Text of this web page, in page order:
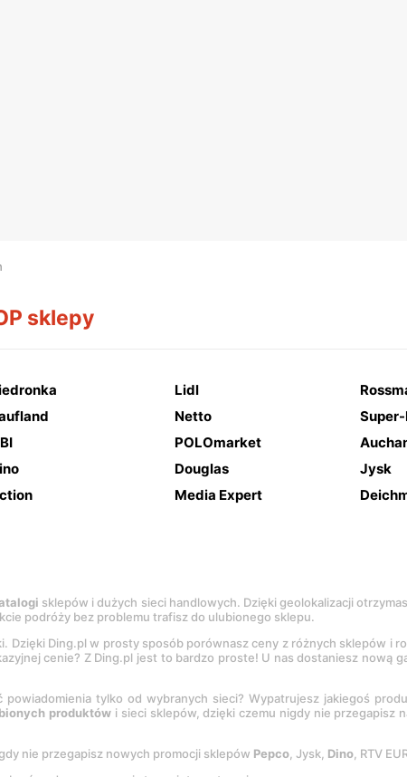
sklepy
Lidl
Netto
POLOmarket
Douglas Jysk
Media Expert
sklepów i dużych sieci handlowych. Dzięki geolokalizacji
podróży bez problemu trafisz do ulubionego sklepu.
Dzięki Ding.pl w prosty sposób porównasz ceny z różnych sklepów i
cenie? Z Ding.pl jest to bardzo proste! U nas dostaniesz nową
powiadomienia tylko od wybranych sieci? Wypatrujesz jakiegoś
produktów i sieci sklepów, dzięki czemu nigdy nie przegapisz
nie przegapisz nowych promocji sklepów Pepco, Jysk, Dino, RTV